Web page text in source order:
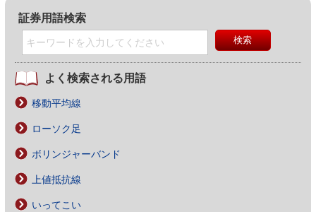
証券用語検索
よく検索される用語
移動平均線
ローソク足
ボリンジャーバンド
上値抵抗線
いってこい